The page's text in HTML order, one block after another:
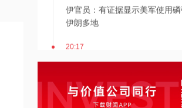
伊官员：有证据显示美军使用
伊朗多地
20:17
伊朗接近与阿曼达成管理海峡
20:17